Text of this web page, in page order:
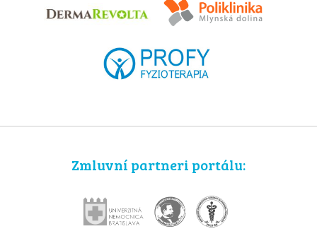
Zmluvní partneri portálu: